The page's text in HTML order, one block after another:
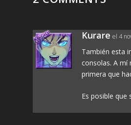
Kurare el 4
También esta
consolas. A mí
primera que
Es posible